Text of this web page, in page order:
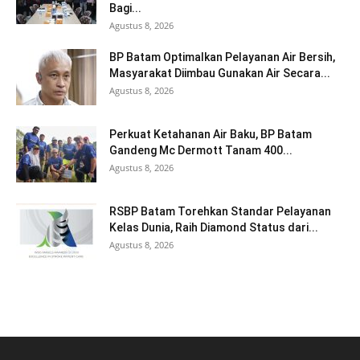
Bagi...
Agustus 8, 2026
BP Batam Optimalkan Pelayanan Air Bersih,
Masyarakat Diimbau Gunakan Air Secara...
Agustus 8, 2026
Perkuat Ketahanan Air Baku, BP Batam
Gandeng Mc Dermott Tanam 400...
Agustus 8, 2026
RSBP Batam Torehkan Standar Pelayanan
Kelas Dunia, Raih Diamond Status dari...
Agustus 8, 2026